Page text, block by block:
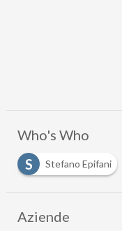
Who's Who
S
Stefano Epifani
Aziende